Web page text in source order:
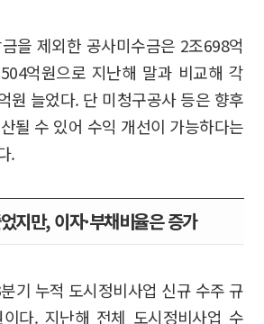
을 제외한 공사미수금은 2조698억
억원으로 지난해 말과 비교해 각
원 늘었다. 단 미청구공사 등은 향후
될 수 있어 수익 개선이 가능하다는
.
지만, 이자·부채비율은 증가
기 누적 도시정비사업 신규 수주 규
다. 지난해 전체 도시정비사업 수